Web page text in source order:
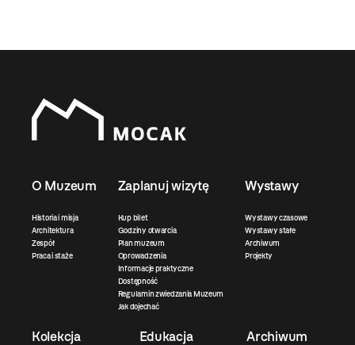
O Muzeum
Historia i misja
Architektura
Zespół
Praca i staże
Zaplanuj wizytę
Kup bilet
Godziny otwarcia
Plan muzeum
Oprowadzenia
Informacje praktyczne
Dostępność
Regulamin zwiedzania Muzeum
Jak dojechać
Wystawy
Wystawy czasowe
Wystawy stałe
Archiwum
Projekty
Kolekcja Edukacja Archiwum